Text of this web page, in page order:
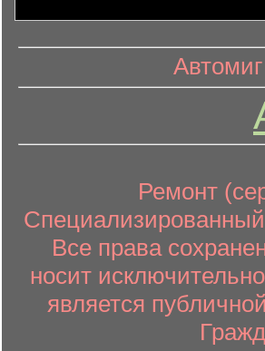
информационный контент
Ремонт
Все права
носит
является